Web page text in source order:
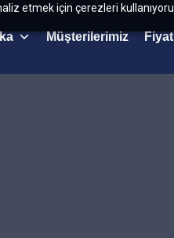
etmek için çerezleri
Müşterilerimiz